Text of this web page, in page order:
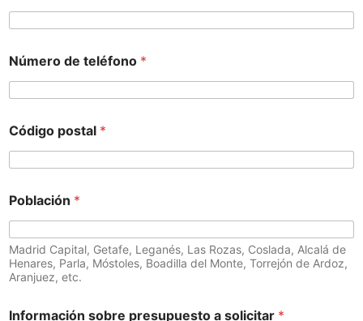
Número de teléfono *
Código postal *
Población *
Madrid Capital, Getafe, Leganés, Las Rozas, Coslada, Alcalá de
Henares, Parla, Móstoles, Boadilla del Monte, Torrejón de Ardoz,
Aranjuez, etc.
Información sobre presupuesto a solicitar *